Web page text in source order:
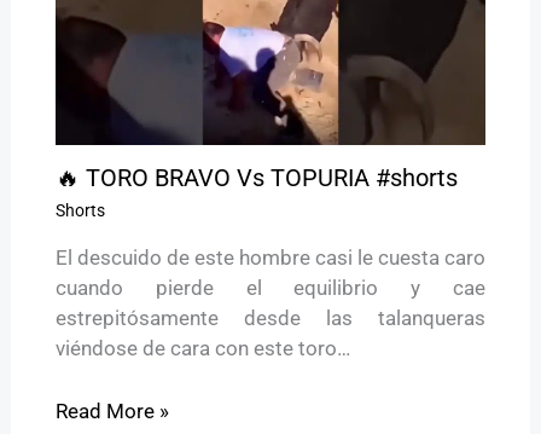
🔥 TORO BRAVO Vs TOPURIA #shorts
Shorts
El descuido de este hombre casi le cuesta caro
cuando pierde el equilibrio y cae
estrepitósamente desde las talanqueras
viéndose de cara con este toro…
Read More »